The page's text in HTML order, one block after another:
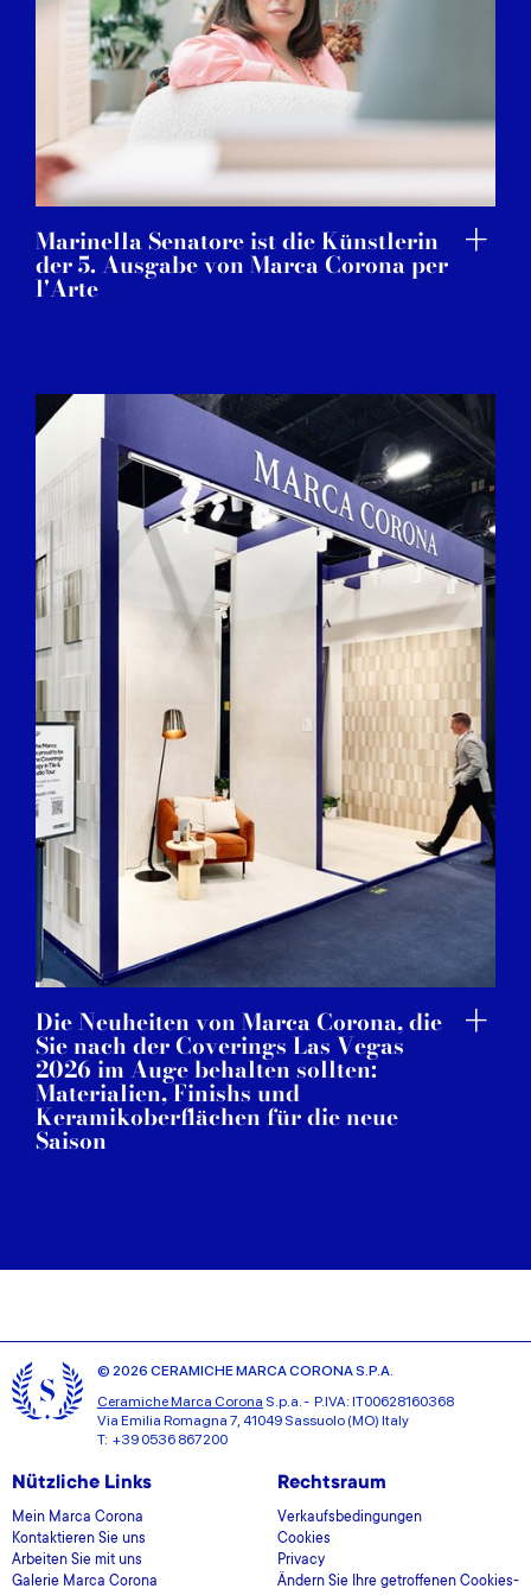
Marinella Senatore ist die Künstlerin
der 5. Ausgabe von Marca Corona per
l'Arte
Die Neuheiten von Marca Corona, die
Sie nach der Coverings Las Vegas
2026 im Auge behalten sollten:
Materialien, Finishs und
Keramikoberflächen für die neue
Saison
© 2026 CERAMICHE MARCA CORONA S.P.A.
Ceramiche Marca Corona S.p.a. - P.IVA: IT00628160368
Via Emilia Romagna 7, 41049 Sassuolo (MO) Italy
T: +39 0536 867200
Nützliche Links
Mein Marca Corona
Kontaktieren Sie uns
Arbeiten Sie mit uns
Galerie Marca Corona
Rechtsraum
Verkaufsbedingungen
Cookies
Privacy
Ändern Sie Ihre getroffenen Cookies-